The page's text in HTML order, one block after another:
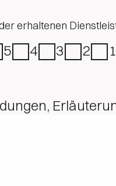
erhaltenen
5 4 3 2